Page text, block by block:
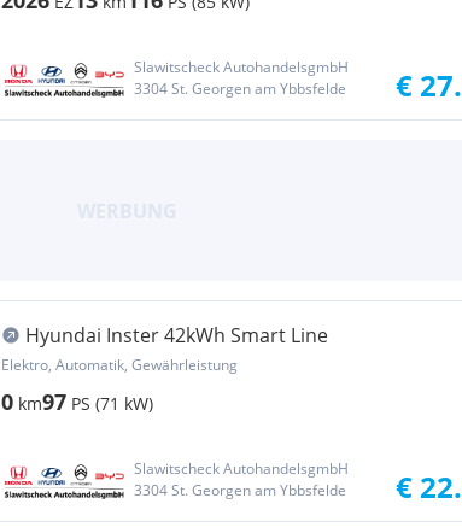
Slawitscheck AutohandelsgmbH
3304 St. Georgen am Ybbsfelde
€
Hyundai Inster 42kWh Smart Line
Elektro, Automatik, Gewährleistung
0 km97 PS (71 kW)
Slawitscheck AutohandelsgmbH
3304 St. Georgen am Ybbsfelde
€